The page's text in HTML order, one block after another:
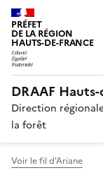
PRÉFET
DE LA RÉGION
HAUTS-DE-FRANCE
DRAAF
Direction
la forêt
Voir le fil d'Ariane